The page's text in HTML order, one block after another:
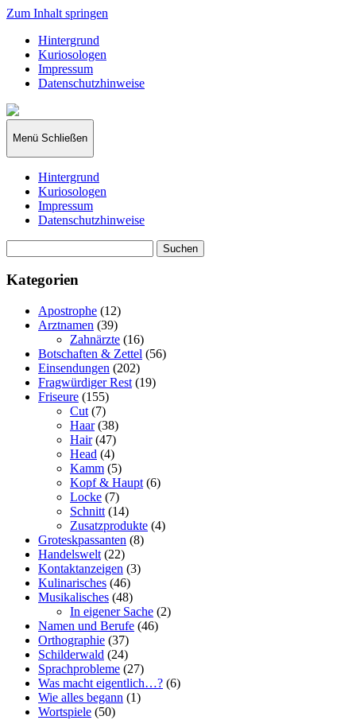
Zum Inhalt springen
Hintergrund
Kuriosologen
Impressum
Datenschutzhinweise
kuriosologie.de
Menü Schließen
Hintergrund
Kuriosologen
Impressum
Datenschutzhinweise
nach:
Kategorien
Apostrophe (12)
Arztnamen (39)
Zahnärzte (16)
Botschaften & Zettel (56)
Einsendungen (202)
Fragwürdiger Rest (19)
Friseure (155)
Cut (7)
Haar(38)
Hair(47)
Head (4)
Kamm (5)
Kopf & Haupt (6)
Locke (7)
Schnitt (14)
Zusatzprodukte (4)
Groteskpassanten (8)
Handelswelt (22)
Kontaktanzeigen (3)
Kulinarisches (46)
Musikalisches (48)
In eigener Sache (2)
Namen und Berufe (46)
Orthographie (37)
Schilderwald (24)
Sprachprobleme (27)
Was macht eigentlich…? (6)
Wie alles begann (1)
Wortspiele (50)